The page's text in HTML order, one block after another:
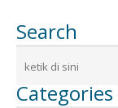
Search
Categories